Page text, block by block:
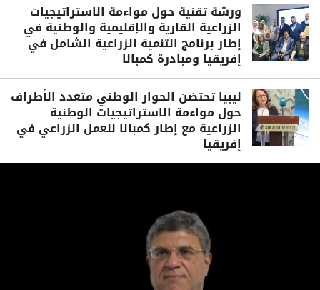
ورشة تقنية حول مواءمة الاستراتيجيات
الزراعية القارية والإقليمية والوطنية في
إطار برنامج التنمية الزراعية الشامل في
إفريقيا ومبادرة كمبالا
ليبيا تحتضن الحوار الوطني متعدد الأطراف
حول مواءمة الاستراتيجيات الوطنية
الزراعية مع إطار كمبالا للعمل الزراعي في
إفريقيا